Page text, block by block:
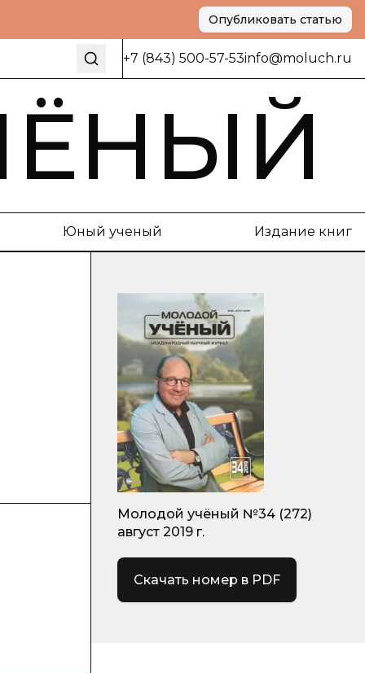
Опубликовать статью
+7 (843) 500-57-53info@moluch.ru
Юный ученый Издание книг
Молодой учёный №34 (272)
август 2019 г.
Скачать номер в PDF